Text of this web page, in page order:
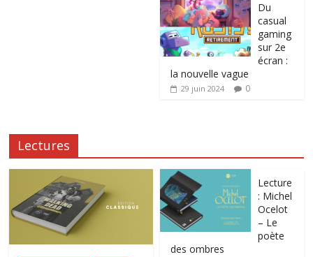
Du
casual
gaming
sur 2e
écran :
la nouvelle vague
29 juin 2024 0
Lectures
Lecture
: Michel
Ocelot
– Le
poète
des ombres